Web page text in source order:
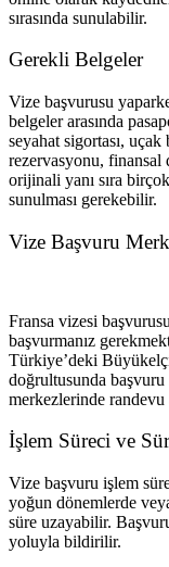
sırasında sunulabilir.
Gerekli Belgeler
Vize başvurusu
belgeler arasında
seyahat sigortası,
rezervasyonu, finansal
orijinali yanı sıra
sunulması gerekebilir.
Vize Başvuru
Fransa vizesi
başvurmanız
Türkiye’deki
doğrultusunda
merkezlerinde randevu
İşlem Süreci ve
Vize başvuru işlem
yoğun dönemlerde
süre uzayabilir.
yoluyla bildirilir.